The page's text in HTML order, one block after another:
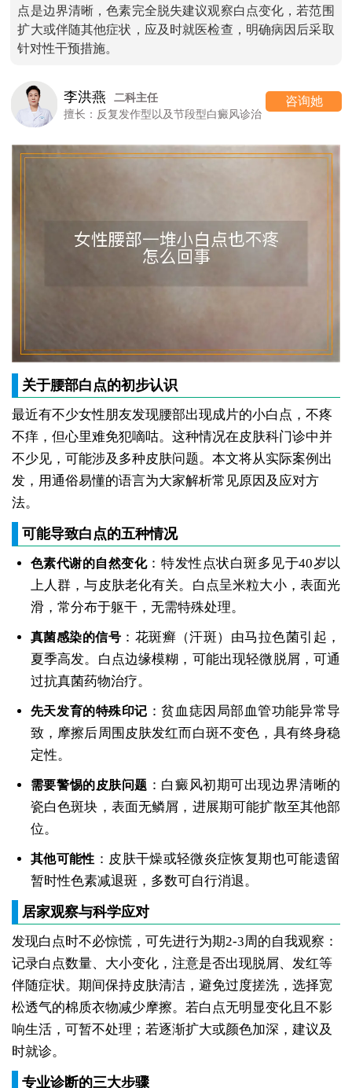
点是边界清晰，色素完全脱失建议观察白点变化，若范围
扩大或伴随其他症状，应及时就医检查，明确病因后采取
针对性干预措施。
李洪燕
二科主任
擅长：反复发作型以及节段型白癜风诊治
咨询她
关于腰部白点的初步认识
最近有不少女性朋友发现腰部出现成片的小白点，不疼
不痒，但心里难免犯嘀咕。这种情况在皮肤科门诊中并
不少见，可能涉及多种皮肤问题。本文将从实际案例出
发，用通俗易懂的语言为大家解析常见原因及应对方
法。
可能导致白点的五种情况
色素代谢的自然变化：特发性点状白斑多见于40岁以
上人群，与皮肤老化有关。白点呈米粒大小，表面光
滑，常分布于躯干，无需特殊处理。
真菌感染的信号 ：花斑癣（汗斑）由马拉色菌引起，
夏季高发。白点边缘模糊，可能出现轻微脱屑，可通
过抗真菌药物治疗。
先天发育的特殊印记 ：贫血痣因局部血管功能异常导
致，摩擦后周围皮肤发红而白斑不变色，具有终身稳
定性。
需要警惕的皮肤问题 ：白癜风初期可出现边界清晰的
瓷白色斑块，表面无鳞屑，进展期可能扩散至其他部
位。
其他可能性 ：皮肤干燥或轻微炎症恢复期也可能遗留
暂时性色素减退斑，多数可自行消退。
居家观察与科学应对
发现白点时不必惊慌，可先进行为期2-3周的自我观察：
记录白点数量、大小变化，注意是否出现脱屑、发红等
伴随症状。期间保持皮肤清洁，避免过度搓洗，选择宽
松透气的棉质衣物减少摩擦。若白点无明显变化且不影
响生活，可暂不处理；若逐渐扩大或颜色加深，建议及
时就诊。
专业诊断的三大步骤